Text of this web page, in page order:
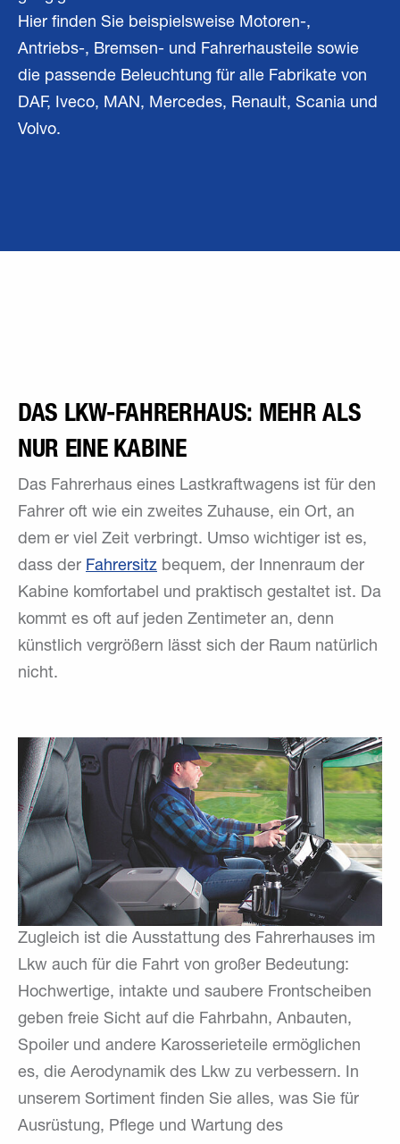
Hier finden Sie beispielsweise Motoren-,
Antriebs-, Bremsen- und Fahrerhausteile sowie
die passende Beleuchtung für alle Fabrikate von
DAF, Iveco, MAN, Mercedes, Renault, Scania und
Volvo.
DAS LKW-FAHRERHAUS: MEHR ALS
NUR EINE KABINE
Das Fahrerhaus eines Lastkraftwagens ist für den
Fahrer oft wie ein zweites Zuhause, ein Ort, an
dem er viel Zeit verbringt. Umso wichtiger ist es,
dass der Fahrersitz bequem, der Innenraum der
Kabine komfortabel und praktisch gestaltet ist. Da
kommt es oft auf jeden Zentimeter an, denn
künstlich vergrößern lässt sich der Raum natürlich
nicht.
Zugleich ist die Ausstattung des Fahrerhauses im
Lkw auch für die Fahrt von großer Bedeutung:
Hochwertige, intakte und saubere Frontscheiben
geben freie Sicht auf die Fahrbahn, Anbauten,
Spoiler und andere Karosserieteile ermöglichen
es, die Aerodynamik des Lkw zu verbessern. In
unserem Sortiment finden Sie alles, was Sie für
Ausrüstung, Pflege und Wartung des